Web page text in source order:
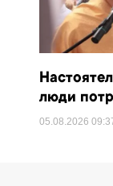
люди
05.08.2026